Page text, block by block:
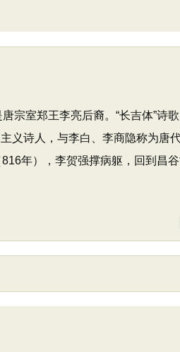
宗室郑王李亮后裔。“长吉体”诗
义诗人，与李白、李商隐称为唐
年），李贺强撑病躯，回到昌